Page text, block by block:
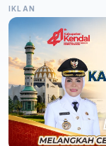
IKLAN